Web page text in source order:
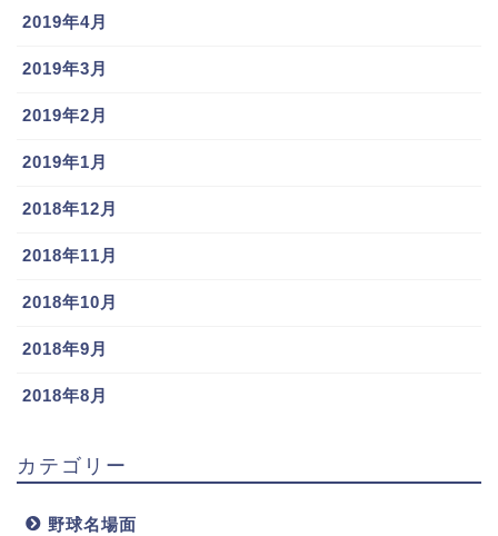
んがいます。
兄妹３人とも９月生まれ。誕生日のお祝いが忙しそう
ですね。長男の名前は陽人(はると)くんで、妹さん２人
2019年4月
2019年3月
2019年2月
2019年1月
2018年12月
2018年11月
2018年10月
2018年9月
2018年8月
カテゴリー
野球名場面